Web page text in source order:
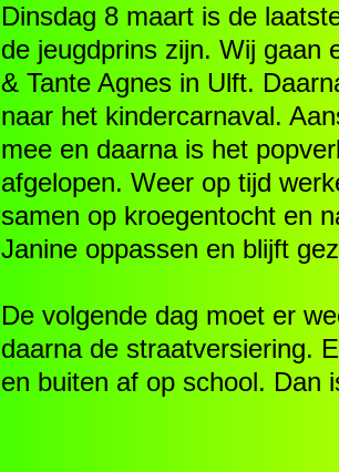
Dinsdag 8 maart is de
de jeugdprins zijn. Wij gaan
& Tante Agnes in Ulft.
naar het kindercarnaval.
mee en daarna is het
afgelopen. Weer op tijd
samen op kroegentocht en
Janine oppassen en blijft
De volgende dag moet er
daarna de straatversiering.
en buiten af op school. Dan